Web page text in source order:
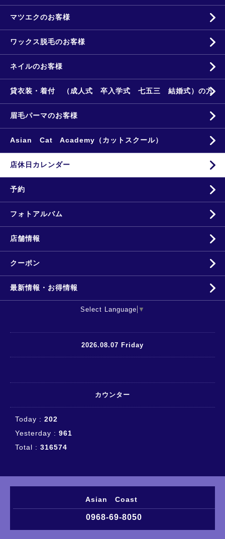
マツエクのお客様
ワックス脱毛のお客様
ネイルのお客様
貸衣装・着付 （成人式 卒入学式 七五三 結婚式）の方
眉毛パーマのお客様
Asian Cat Academy（カットスクール）
店休日カレンダー
予約
フォトアルバム
店舗情報
クーポン
最新情報・お得情報
Select Language ▼
2026.08.07 Friday
カウンター
Today : 202
Yesterday : 961
Total : 316574
Asian Coast
0968-69-8050